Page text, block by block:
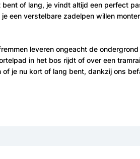
of lang, je vindt altijd een perfect
een verstelbare zadelpen willen
leveren ongeacht de
in het bos rijdt of over een
je nu kort of lang bent, dankzij ons